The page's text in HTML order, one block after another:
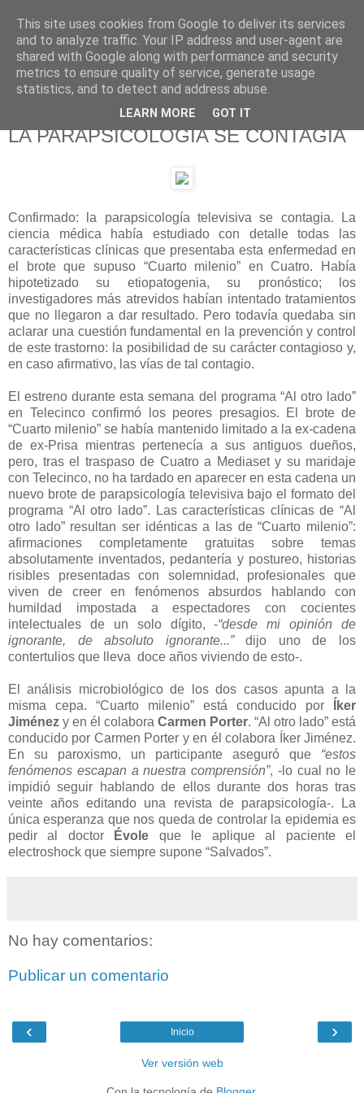
625 RANAS
LA TELEVISIÓN DESDE EL PUNTO DE VISTA BATRACIO
LA PARAPSICOLOGÍA SE CONTAGIA
Confirmado: la parapsicología televisiva se contagia. La
ciencia médica había estudiado con detalle todas las
características clínicas que presentaba esta enfermedad en
el brote que supuso “Cuarto milenio” en Cuatro. Había
hipotetizado su etiopatogenia, su pronóstico; los
investigadores más atrevidos habían intentado tratamientos
que no llegaron a dar resultado. Pero todavía quedaba sin
aclarar una cuestión fundamental en la prevención y control
de este trastorno: la posibilidad de su carácter contagioso y,
en caso afirmativo, las vías de tal contagio.
El estreno durante esta semana del programa “Al otro lado”
en Telecinco confirmó los peores presagios. El brote de
“Cuarto milenio” se había mantenido limitado a la ex-cadena
de ex-Prisa mientras pertenecía a sus antiguos dueños,
pero, tras el traspaso de Cuatro a Mediaset y su maridaje
con Telecinco, no ha tardado en aparecer en esta cadena un
nuevo brote de parapsicología televisiva bajo el formato del
programa “Al otro lado”. Las características clínicas de “Al
otro lado” resultan ser idénticas a las de “Cuarto milenio”:
afirmaciones completamente gratuitas sobre temas
absolutamente inventados, pedantería y postureo, historias
risibles presentadas con solemnidad, profesionales que
viven de creer en fenómenos absurdos hablando con
humildad impostada a espectadores con cocientes
intelectuales de un solo dígito, -“desde mi opinión de
ignorante, de absoluto ignorante...”dijo uno de los
contertulios que lleva doce años viviendo de esto-.
El análisis microbiológico de los dos casos apunta a la
misma cepa. “Cuarto milenio” está conducido por
Íker
Jiménez y en él colabora Carmen Porter. “Al otro lado” está
conducido por Carmen Porter y en él colabora Íker Jiménez.
En su paroxismo, un participante aseguró que “estos
fenómenos escapan a nuestra comprensión”, -lo cual no le
impidió seguir hablando de ellos durante dos horas tras
veinte años editando una revista de parapsicología-. La
única esperanza que nos queda de controlar la epidemia es
pedir al doctor
Évole que le aplique al paciente el
electroshock que siempre supone “Salvados”.
No hay comentarios:
Publicar un comentario
‹ ›
Inicio
Ver versión web
This site uses cookies from Google to deliver its services
and to analyze traffic. Your IP address and user-agent are
shared with Google along with performance and security
metrics to ensure quality of service, generate usage
statistics, and to detect and address abuse.
LEARN MORE GOT IT